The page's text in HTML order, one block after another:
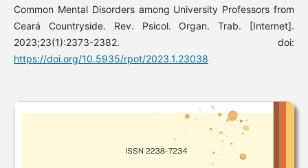
Common Mental Disorders among University Professors from
Ceará Countryside. Rev. Psicol. Organ. Trab. [Internet].
2023;23(1):2373-2382. doi:
https://doi.org/10.5935/rpot/2023.1.23038